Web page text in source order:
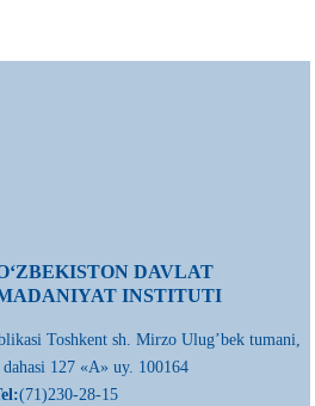
DAVLAT
INSTITUTI
Toshkent sh. Mirzo Ulug’bek tumani,
dahasi 127 «A» uy. 100164
(71)230-28-15